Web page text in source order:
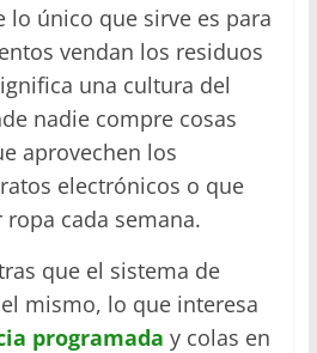
lo único que sirve es para
vendan los residuos
una cultura del
nadie compre cosas
aprovechen los
electrónicos o que
cada semana.
que el sistema de
mismo, lo que interesa
programada y colas en